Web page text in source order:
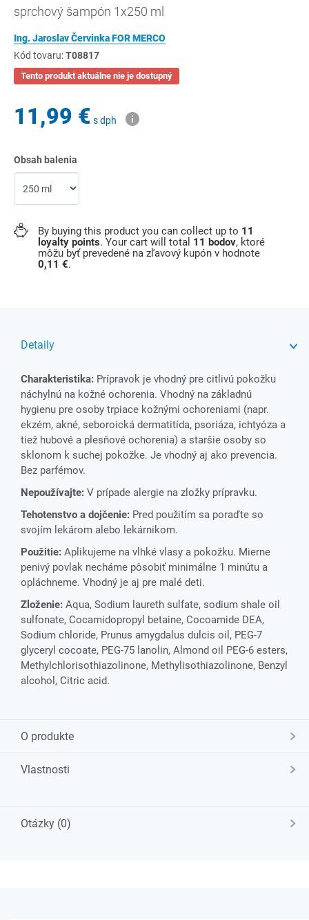
sprchový šampón 1x250 ml
Ing. Jaroslav Červinka FOR MERCO
Kód tovaru:T08817
Tento produkt aktuálne nie je dostupný
11,99 € s dph
Obsah balenia
By buying this product you can collect up to 11
loyalty points. Your cart will total 11 bodov, ktoré
môžu byť prevedené na zľavový kupón v hodnote
0,11 €.
Detaily
Charakteristika: Prípravok je vhodný pre citlivú pokožku
náchylnú na kožné ochorenia. Vhodný na základnú
hygienu pre osoby trpiace kožnými ochoreniami (napr.
ekzém, akné, seboroická dermatitída, psoriáza, ichtyóza a
tiež hubové a plesňové ochorenia) a staršie osoby so
sklonom k suchej pokožke. Je vhodný aj ako prevencia.
Bez parfémov.
Nepoužívajte: V prípade alergie na zložky prípravku.
Tehotenstvo a dojčenie: Pred použitím sa poraďte so
svojím lekárom alebo lekárnikom.
Použitie: Aplikujeme na vlhké vlasy a pokožku. Mierne
penivý povlak necháme pôsobiť minimálne 1 minútu a
opláchneme. Vhodný je aj pre malé deti.
Zloženie: Aqua, Sodium laureth sulfate, sodium shale oil
sulfonate, Cocamidopropyl betaine, Cocoamide DEA,
Sodium chloride, Prunus amygdalus dulcis oil, PEG-7
glyceryl cocoate, PEG-75 lanolin, Almond oil PEG-6 esters,
Methylchlorisothiazolinone, Methylisothiazolinone, Benzyl
alcohol, Citric acid.
O produkte
Vlastnosti
Otázky (0)